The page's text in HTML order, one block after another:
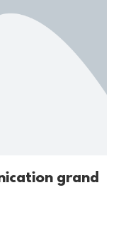
grand